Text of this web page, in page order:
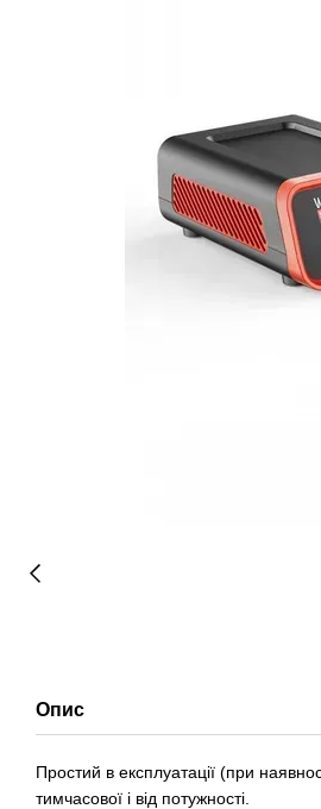
Опис
Простий в експлуатації (при
тимчасової і від потужності.